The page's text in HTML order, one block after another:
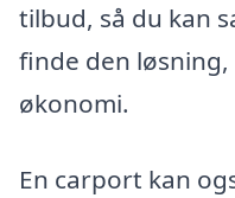
tilbud, så du kan
finde den
økonomi.
En carport kan